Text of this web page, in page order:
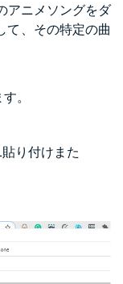
アニメソングをダ
て、その特定の曲
。
り付けまた